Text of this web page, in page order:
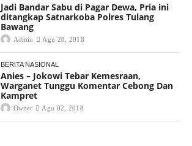
Jadi Bandar Sabu di Pagar Dewa, Pria ini
ditangkap Satnarkoba Polres Tulang
Bawang
Admin Agu 28, 2018
BERITA NASIONAL
Anies – Jokowi Tebar Kemesraan,
Warganet Tunggu Komentar Cebong Dan
Kampret
Owner Agu 02, 2018